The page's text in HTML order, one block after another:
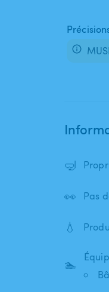
🤿
👀 Pas
💧
🏊